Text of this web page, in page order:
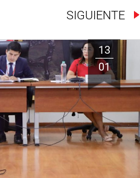
SIGUIENTE
13
01